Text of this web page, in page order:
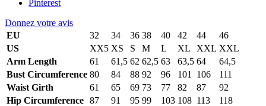
Pinterest
Donnez votre avis
EU
32 34 36 38 40 42 44
46
US
XX5 XS S M L XL XXL XXL
Arm Length
61 61,5 62 62,5 63 63,5 64
64,5
Bust Circumference 80 84 88 92 96 101 106
111
Waist Girth
61 65 69 73 77 82 87
92
Hip Circumference 87 91 95 99 103 108 113 118